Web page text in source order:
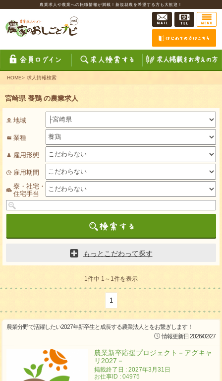
農業求人や農業への転職情報が満載！新規就農を希望する方も大歓迎！
HOME> 求人情報検索
宮崎県 養鶏 の農業求人
地域
業種
雇用形態
雇用期間
寮・社宅・
住宅手当
もっとこだわって探す
1件中 1～1件を表示
1
農業分野で活躍したい2027年新卒生と成長する農業法人とをお繋ぎします！
情報更新日 2026/02/27
農業新卒応援プロジェクト－アグキャ
リ2027－
掲載終了日 : 2027年3月31日
お仕事ID : 04975